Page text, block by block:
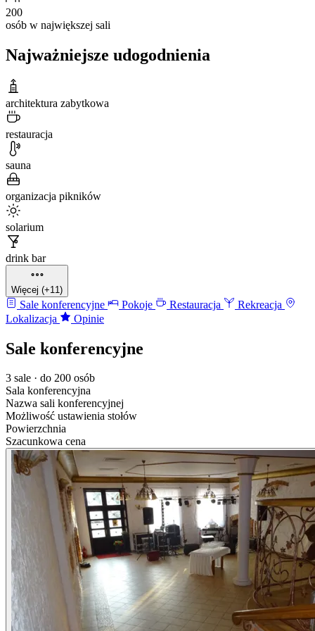
200
osób w największej sali
Najważniejsze udogodnienia
architektura zabytkowa
restauracja
sauna
organizacja pikników
solarium
drink bar
Więcej (+11)
Sale konferencyjne Pokoje Restauracja
Rekreacja
Lokalizacja
Opinie
Sale konferencyjne
3 sale · do 200 osób
Sala konferencyjna
Nazwa sali konferencyjnej
Możliwość ustawienia stołów
Powierzchnia
Szacunkowa cena